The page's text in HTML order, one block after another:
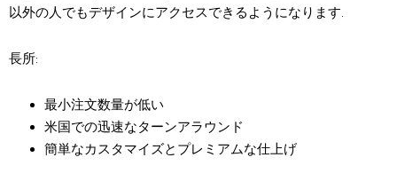
以外の人でもデザインにアクセスできるようになります.
長所:
最小注文数量が低い
米国での迅速なターンアラウンド
簡単なカスタマイズとプレミアムな仕上げ